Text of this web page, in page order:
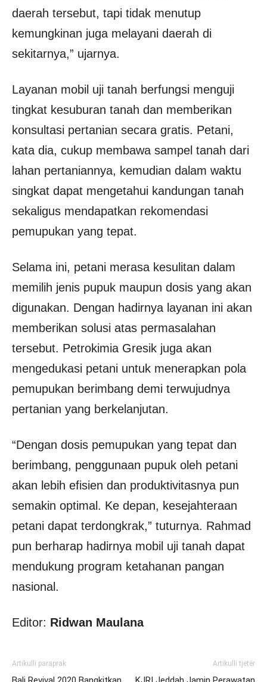
daerah tersebut, tapi tidak menutup
kemungkinan juga melayani daerah di
sekitarnya,” ujarnya.
Layanan mobil uji tanah berfungsi menguji
tingkat kesuburan tanah dan memberikan
konsultasi pertanian secara gratis. Petani,
kata dia, cukup membawa sampel tanah dari
lahan pertaniannya, kemudian dalam waktu
singkat dapat mengetahui kandungan tanah
sekaligus mendapatkan rekomendasi
pemupukan yang tepat.
Selama ini, petani merasa kesulitan dalam
memilih jenis pupuk maupun dosis yang akan
digunakan. Dengan hadirnya layanan ini akan
memberikan solusi atas permasalahan
tersebut. Petrokimia Gresik juga akan
mengedukasi petani untuk menerapkan pola
pemupukan berimbang demi terwujudnya
pertanian yang berkelanjutan.
“Dengan dosis pemupukan yang tepat dan
berimbang, penggunaan pupuk oleh petani
akan lebih efisien dan produktivitasnya pun
semakin optimal. Ke depan, kesejahteraan
petani dapat terdongkrak,” tuturnya. Rahmad
pun berharap hadirnya mobil uji tanah dapat
mendukung program ketahanan pangan
nasional.
Editor: Ridwan Maulana
Artikulli paraprak Artikulli tjetër